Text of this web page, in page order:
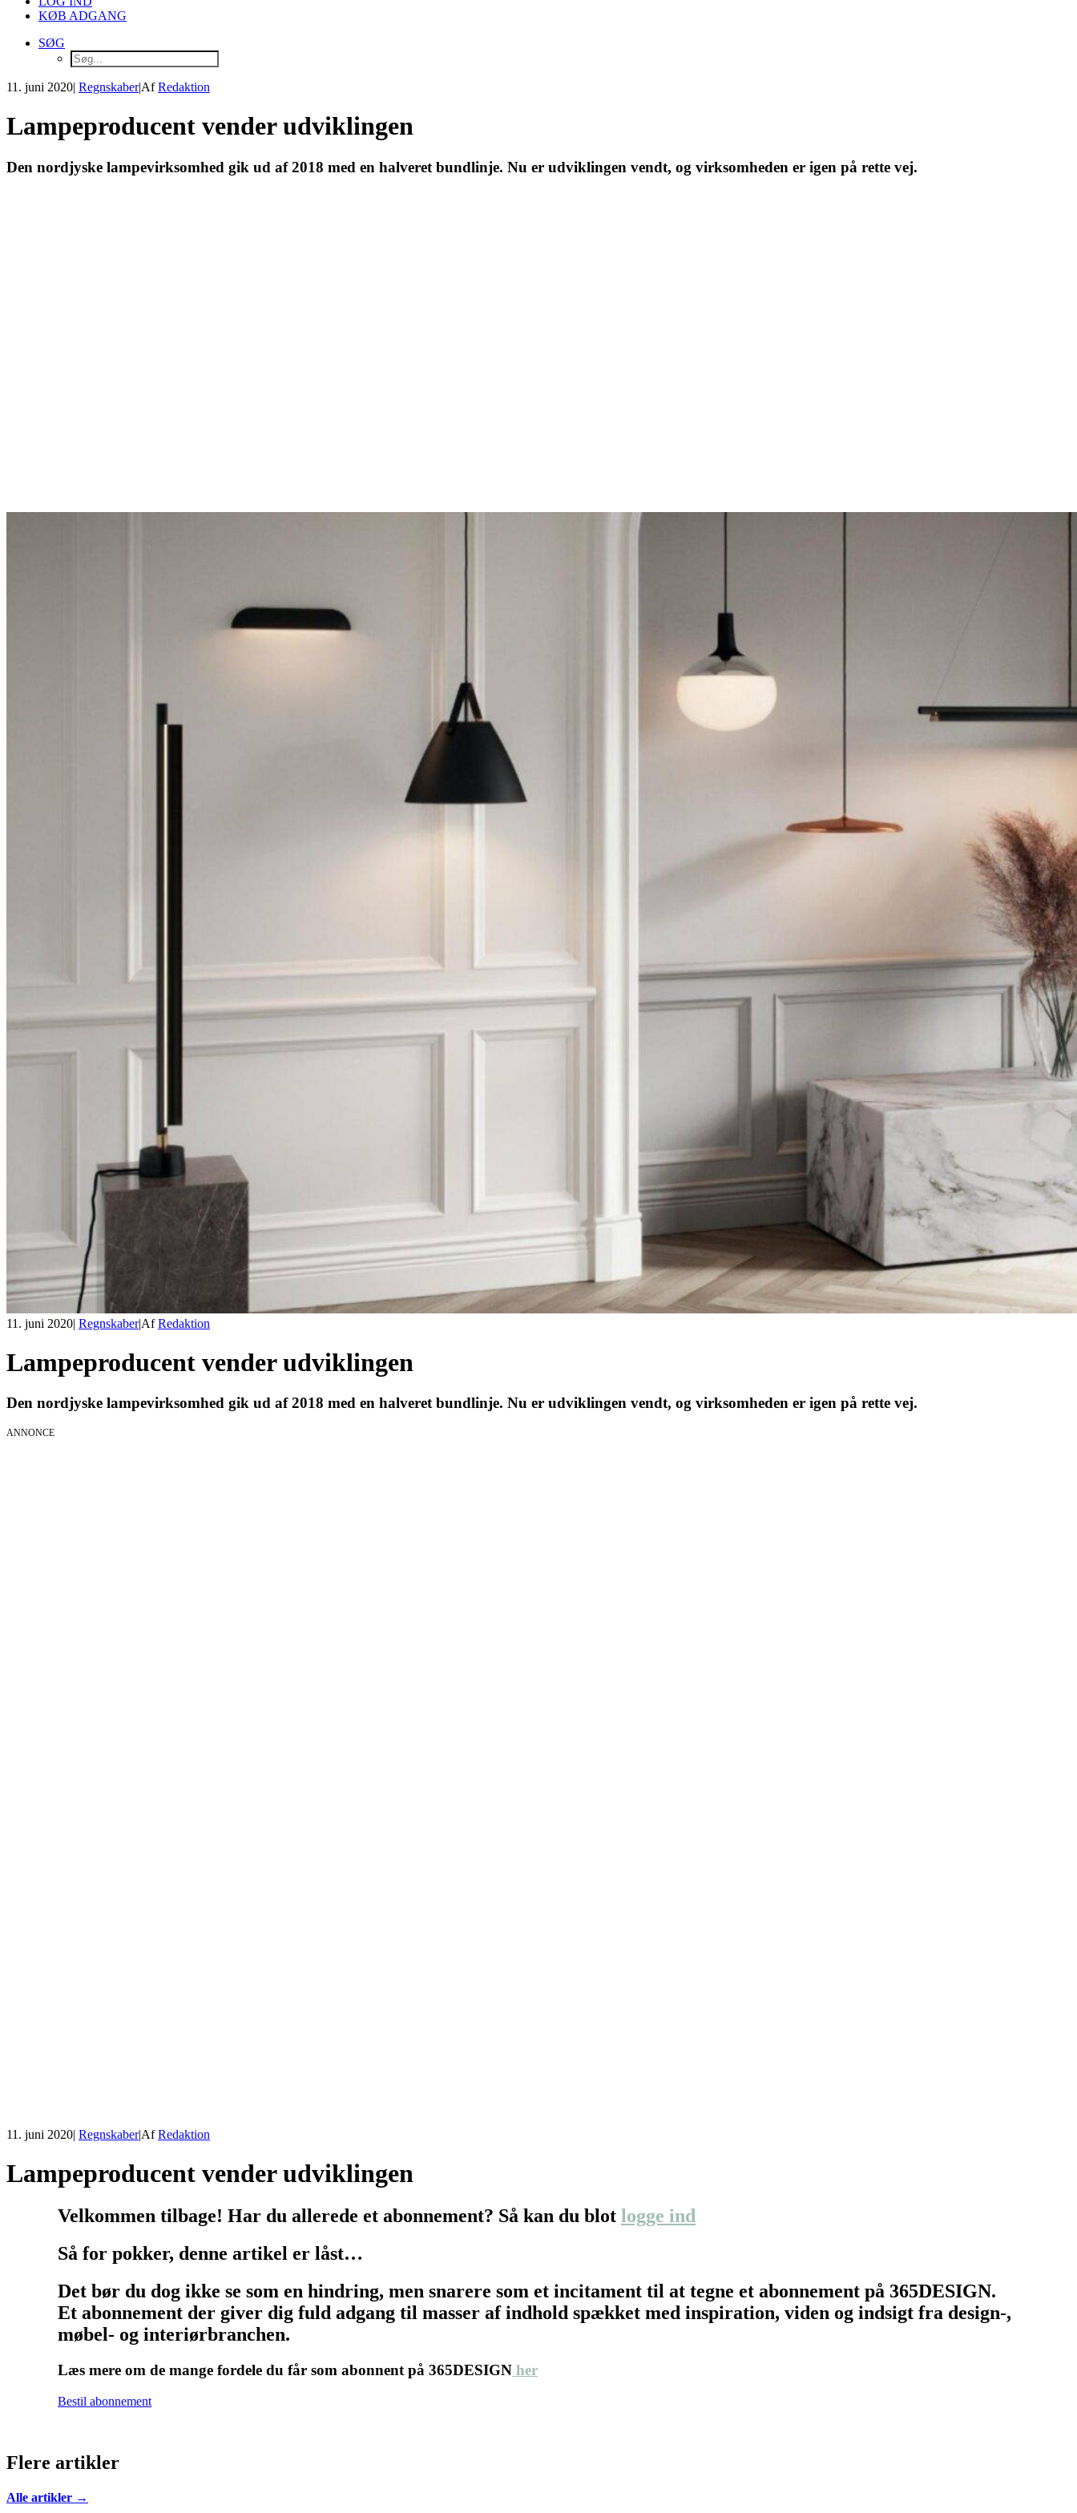
KØB ADGANG
SØG
11. juni 2020| Regnskaber|AfRedaktion
Lampeproducent vender udviklingen
Den nordjyske lampevirksomhed gik ud af 2018 med en halveret bundlinje. Nu er udviklingen vendt, og virksomheden er igen på rette vej.
11. juni 2020| Regnskaber|AfRedaktion
Lampeproducent vender udviklingen
Den nordjyske lampevirksomhed gik ud af 2018 med en halveret bundlinje. Nu er udviklingen vendt, og virksomheden er igen på rette vej.
ANNONCE
11. juni 2020| Regnskaber|AfRedaktion
Lampeproducent vender udviklingen
Velkommen tilbage! Har du allerede et abonnement? Så kan du blot logge ind
Så for pokker, denne artikel er låst…
Det bør du dog ikke se som en hindring, men snarere som et incitament til at tegne et abonnement på 365DESIGN.
Et abonnement der giver dig fuld adgang til masser af indhold spækket med inspiration, viden og indsigt fra design-,
møbel- og interiørbranchen.
Læs mere om de mange fordele du får som abonnent på 365DESIGN her
Bestil abonnement
Flere artikler
Alle artikler →